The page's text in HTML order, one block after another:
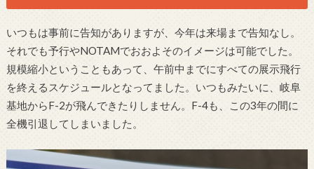
いつもは事前に告知がありますが、今年は来場まで告知なし。
それでも予行やNOTAMでおおよそのイメージは可能でした。
規模縮小ということもあって、午前中までにすべての展示飛行
を終えるスケジュールとなってました。いつもみたいに、岐阜
基地からF-2が飛んできたりしません。F-4も、この3年の間に
全機引退してしまいました。